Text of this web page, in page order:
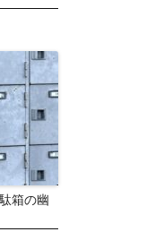
箱の幽